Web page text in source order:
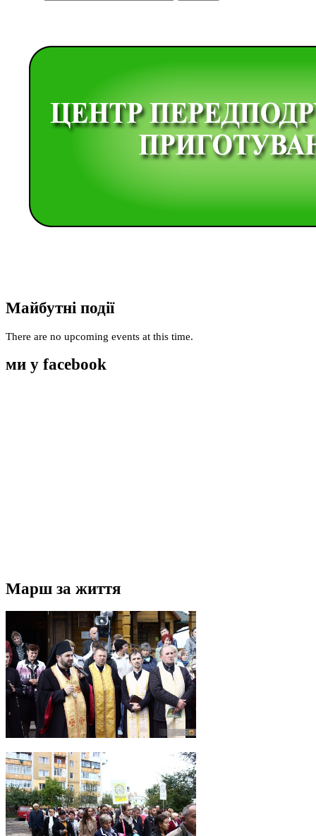
Майбутні події
There are no upcoming events at this time.
ми у facebook
Марш за життя